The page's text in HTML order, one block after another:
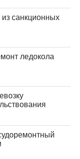
санкционных
ледокола